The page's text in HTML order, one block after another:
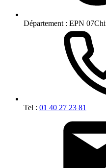
Département : EPN
Tel : 01 40 27 23 81